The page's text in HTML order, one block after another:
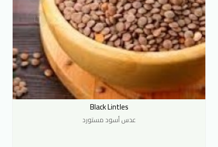
Black Lintles
عدس أسود مستورد